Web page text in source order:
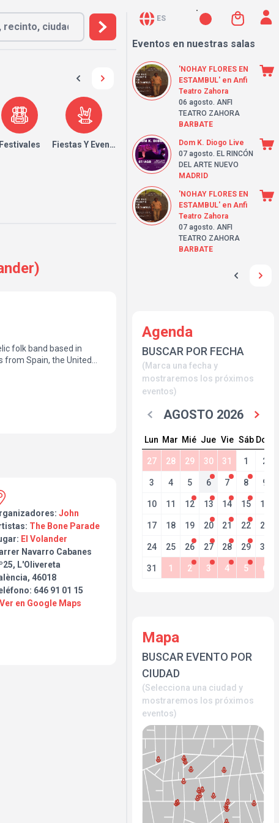
Festivales Fiestas Y Eventos
folk band based in
from Spain, the United
and shared vocal
sound with its own
John
The Bone Parade
El Volander
Navarro Cabanes
L'Olivereta
46018
646 91 01 15
en Google Maps
ES
Eventos en nuestras salas
'NOHAY FLORES EN
ESTAMBUL' en Anfi
Teatro Zahora
06 agosto. ANFI
TEATRO ZAHORA
BARBATE
Dom K. Diogo Live
07 agosto. EL RINCÓN
DEL ARTE NUEVO
MADRID
'NOHAY FLORES EN
ESTAMBUL' en Anfi
Teatro Zahora
07 agosto. ANFI
TEATRO ZAHORA
BARBATE
Agenda
BUSCAR POR FECHA
(Marca una fecha y
mostraremos los próximos
eventos)
AGOSTO 2026
Lun Mar Mié Jue Vie Sáb Dom
27 28 29 30 31 1 2
3 4 5 6 7 8 9
10 11 12 13 14 15 16
17 18 19 20 21 22 23
24 25 26 27 28 29 30
31 1 2 3 4 5 6
Mapa
BUSCAR EVENTO POR
CIUDAD
(Selecciona una ciudad y
mostraremos los próximos
eventos)